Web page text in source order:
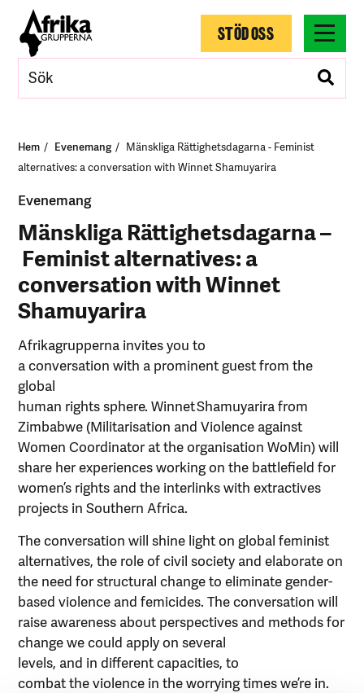
STÖD OSS
Hem Evenemang
Mänskliga Rättighetsdagarna - Feminist
alternatives: a conversation with Winnet Shamuyarira
Evenemang
Mänskliga Rättighetsdagarna –
Feminist alternatives: a
conversation with Winnet
Shamuyarira
Afrikagrupperna invites you to
a conversation with a prominent guest from the
global
human rights sphere. Winnet Shamuyarira from
Zimbabwe (Militarisation and Violence against
Women Coordinator at the organisation WoMin) will
share her experiences working on the battlefield for
women’s rights and the interlinks with extractives
projects in Southern Africa.
The conversation will shine light on global feminist
alternatives, the role of civil society and elaborate on
the need for structural change to eliminate gender-
based violence and femicides. The conversation will
raise awareness about perspectives and methods for
change we could apply on several
levels, and in different capacities, to
combat the violence in the worrying times we’re in.